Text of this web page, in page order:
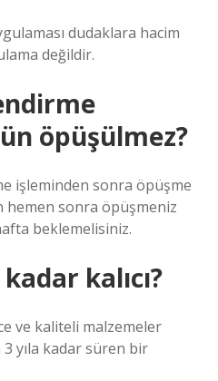
dudaklara hacim
değildir.
öpüşülmez?
işleminden sonra öpüşme
hemen sonra öpüşmeniz
beklemelisiniz.
kalıcı?
ve kaliteli malzemeler
3 yıla kadar süren bir